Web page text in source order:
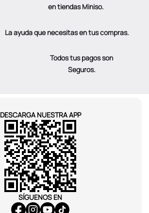
en tiendas Miniso.
La ayuda que necesitas en tus compras.
Todos tus pagos son
Seguros.
DESCARGA NUESTRA APP
SÍGUENOS EN